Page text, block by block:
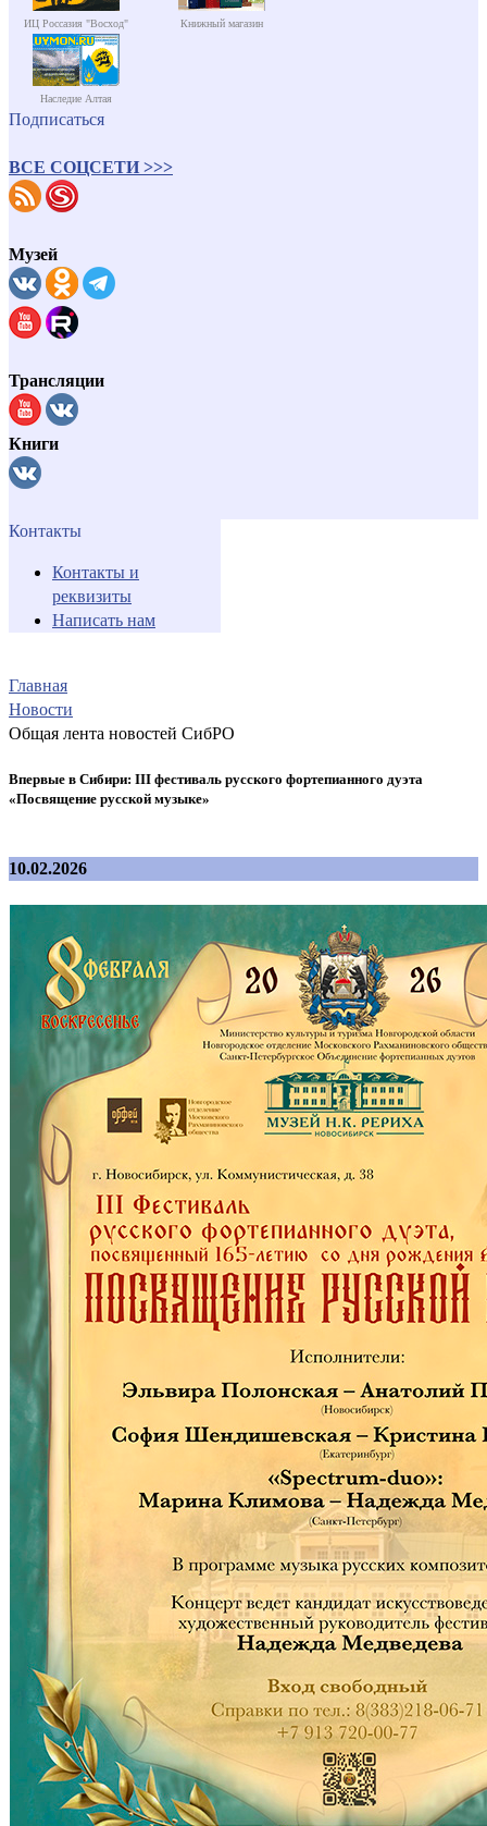
ИЦ Россазия "Восход" Книжный магазин
Наследие Алтая
Подписаться
ВСЕ СОЦСЕТИ >>>
Музей
Трансляции
Книги
Контакты
Контакты и
реквизиты
Написать нам
Главная
Новости
Общая лента новостей СибРО
Впервые в Сибири: III фестиваль русского фортепианного дуэта
«Посвящение русской музыке»
10.02.2026